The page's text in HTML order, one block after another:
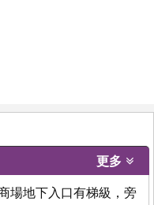
更多
場地下入口有梯級，旁